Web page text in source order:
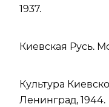
1937.
Киевская Русь.
Культура
Ленинград, 1944.